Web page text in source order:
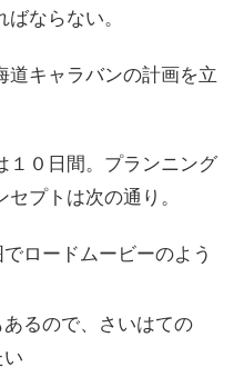
ならない。
道キャラバンの計画を立
１０日間。プランニング
プトは次の通り。
ロードムービーのよう
るので、さいはての